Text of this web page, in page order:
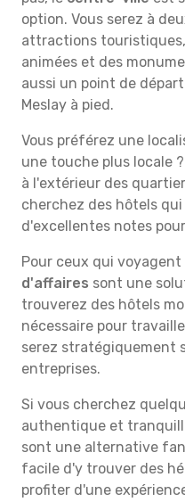
option. Vous serez à
attractions
animées et des
aussi un point de
Meslay à pied.
Vous préférez une
une touche plus locale
à l'extérieur des
cherchez des hôtels
d'excellentes notes
Pour ceux qui
d'affaires sont une
trouverez des hôtels
nécessaire pour
serez stratégiquement
entreprises.
Si vous cherchez
authentique et
sont une alternative
facile d'y trouver des
profiter d'une